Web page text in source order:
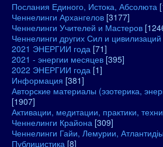
Послания Единого, Истока, Абсолюта
Ченнелинги Архангелов [3177]
Ченнелинги Учителей и Мастеров
Ченнелинги других Сил и цивилизаций
2021 ЭНЕРГИИ года [71]
2021 - энергии месяцев [395]
2022 ЭНЕРГИИ года [1]
Информация [381]
Авторские материалы (эзотерика,
[1907]
Активации, медитации, практики,
Ченнелинги Крайона [309]
Ченнелинги Гайи, Лемурии, Атлантидіы
Публицистика [8]